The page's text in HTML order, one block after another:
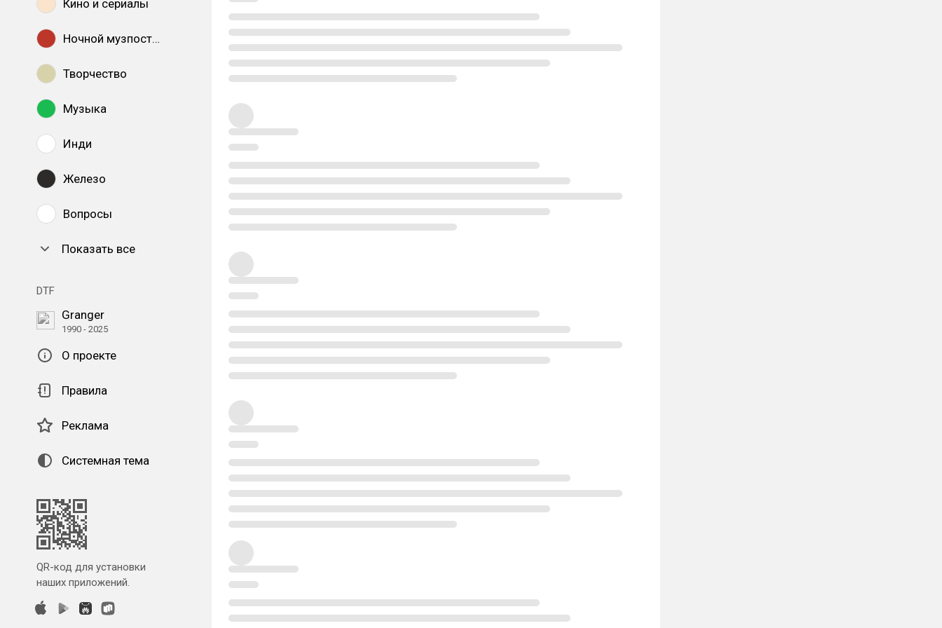
Кино и сериалы
Ночной музпостинг
Творчество
Музыка
Инди
Железо
Вопросы
Показать все
DTF
Granger
1990 - 2025
О проекте
Правила
Реклама
Системная тема
QR-код для установки
наших приложений.